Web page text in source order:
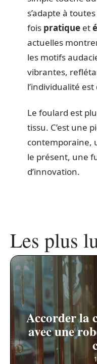
s’adapte à
fois pratique et
actuelles
les motifs
vibrantes,
l’individualité
Le foulard est
tissu. C’est une
contemporaine,
le présent, une
d’innovation.
Les plus
Accorder la
avec une